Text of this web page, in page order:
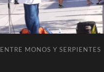
ENTRE MONOS Y SERPIENTES